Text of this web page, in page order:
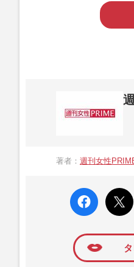
スにとどまらず、暮
さま嫁ぎ先の“義母”
が選ぶ雑誌ジャーナ
著者： 週刊女性
faceboo
k いい
ね
X ポス
ト